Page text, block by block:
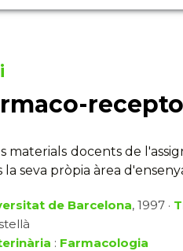
docents de
seva pròpia àrea
de Barcelona, 1997 ·
: Farmacologia